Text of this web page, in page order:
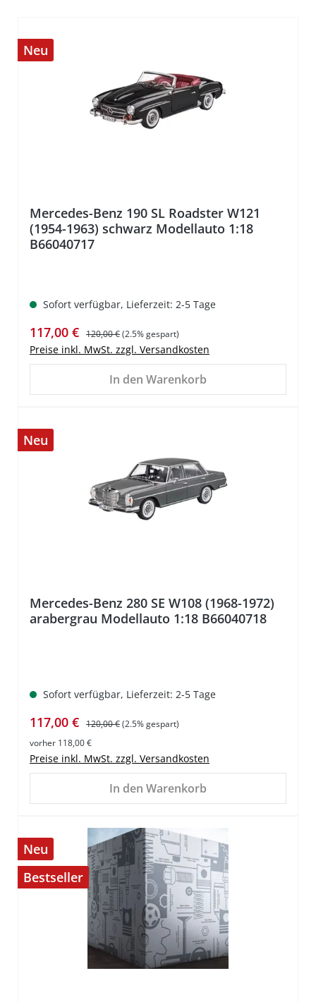
Neu
Mercedes-Benz 190 SL Roadster W121
(1954-1963) schwarz Modellauto 1:18
B66040717
Sofort verfügbar, Lieferzeit: 2-5 Tage
Verkaufspreis:
117,00 € Regulärer Preis:
120,00 €(2.5% gespart)
Preise inkl. MwSt. zzgl. Versandkosten
In den Warenkorb
Neu
Mercedes-Benz 280 SE W108 (1968-1972)
arabergrau Modellauto 1:18 B66040718
Sofort verfügbar, Lieferzeit: 2-5 Tage
Verkaufspreis:
117,00 € Regulärer Preis:
120,00 €(2.5% gespart)
vorher 118,00 €
Preise inkl. MwSt. zzgl. Versandkosten
In den Warenkorb
Neu
Bestseller